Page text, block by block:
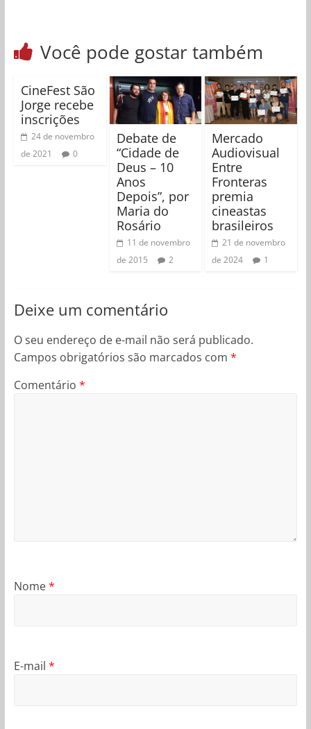
Você pode gostar também
CineFest São
Jorge recebe
inscrições
24 de novembro
de 2021
0
Debate de
“Cidade de
Deus – 10
Anos
Depois”, por
Maria do
Rosário
11 de novembro
de 2015
2
Mercado
Audiovisual
Entre
Fronteras
premia
cineastas
brasileiros
21 de novembro
de 2024
1
Deixe um comentário
O seu endereço de e-mail não será publicado.
Campos obrigatórios são marcados com *
Comentário *
Nome*
E-mail *